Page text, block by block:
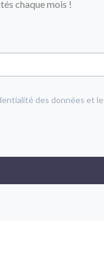
chaque mois !
des données et